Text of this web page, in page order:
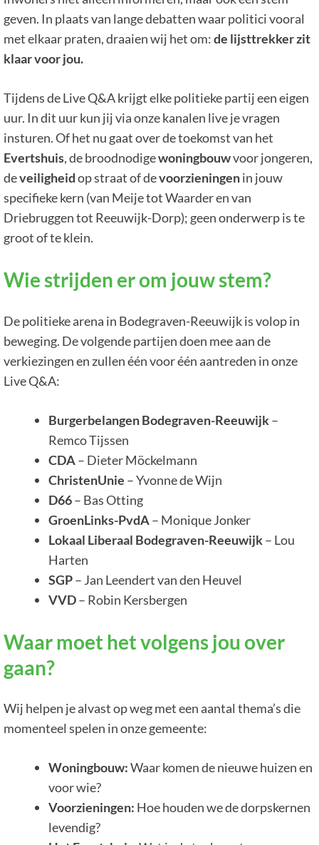
geven. In plaats van lange debatten waar politici vooral
met elkaar praten, draaien wij het om:de lijsttrekker zit
klaar voor jou.
Tijdens de Live Q&A krijgt elke politieke partij een eigen
uur. In dit uur kun jij via onze kanalen live je vragen
insturen. Of het nu gaat over de toekomst van het
Evertshuis, de broodnodigewoningbouwvoor jongeren,
deveiligheidop straat of devoorzieningenin jouw
specifieke kern (van Meije tot Waarder en van
Driebruggen tot Reeuwijk-Dorp); geen onderwerp is te
groot of te klein.
Wie strijden er om jouw stem?
De politieke arena in Bodegraven-Reeuwijk is volop in
beweging. De volgende partijen doen mee aan de
verkiezingen en zullen één voor één aantreden in onze
Live Q&A:
Burgerbelangen Bodegraven-Reeuwijk–
Remco Tijssen
CDA– Dieter Möckelmann
ChristenUnie – Yvonne de Wijn
D66– Bas Otting
GroenLinks-PvdA– Monique Jonker
Lokaal Liberaal Bodegraven-Reeuwijk– Lou
Harten
SGP– Jan Leendert van den Heuvel
VVD– Robin Kersbergen
Waar moet het volgens jou over
gaan?
Wij helpen je alvast op weg met een aantal thema’s die
momenteel spelen in onze gemeente:
Woningbouw:Waar komen de nieuwe huizen en
voor wie?
Voorzieningen: Hoe houden we de dorpskernen
levendig?